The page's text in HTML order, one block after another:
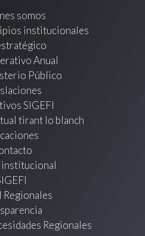
somos
institucionales
Anual
Público
SIGEFI
tirant lo blanch
Regionales
Regionales